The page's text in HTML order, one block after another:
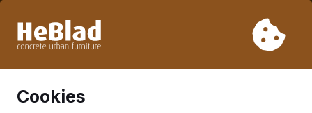
semaine 31 à la semaine 33. Veuillez donc tenir compte des
délais de livraison plus longs.
Cookies